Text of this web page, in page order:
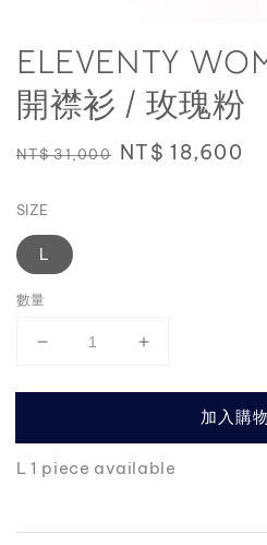
ELEVENTY
開襟衫 / 玫瑰粉
Regular
NT$ 31,000 Sale
NT$ 18,600
SIZE
L
數量
加入購
L 1 piece available